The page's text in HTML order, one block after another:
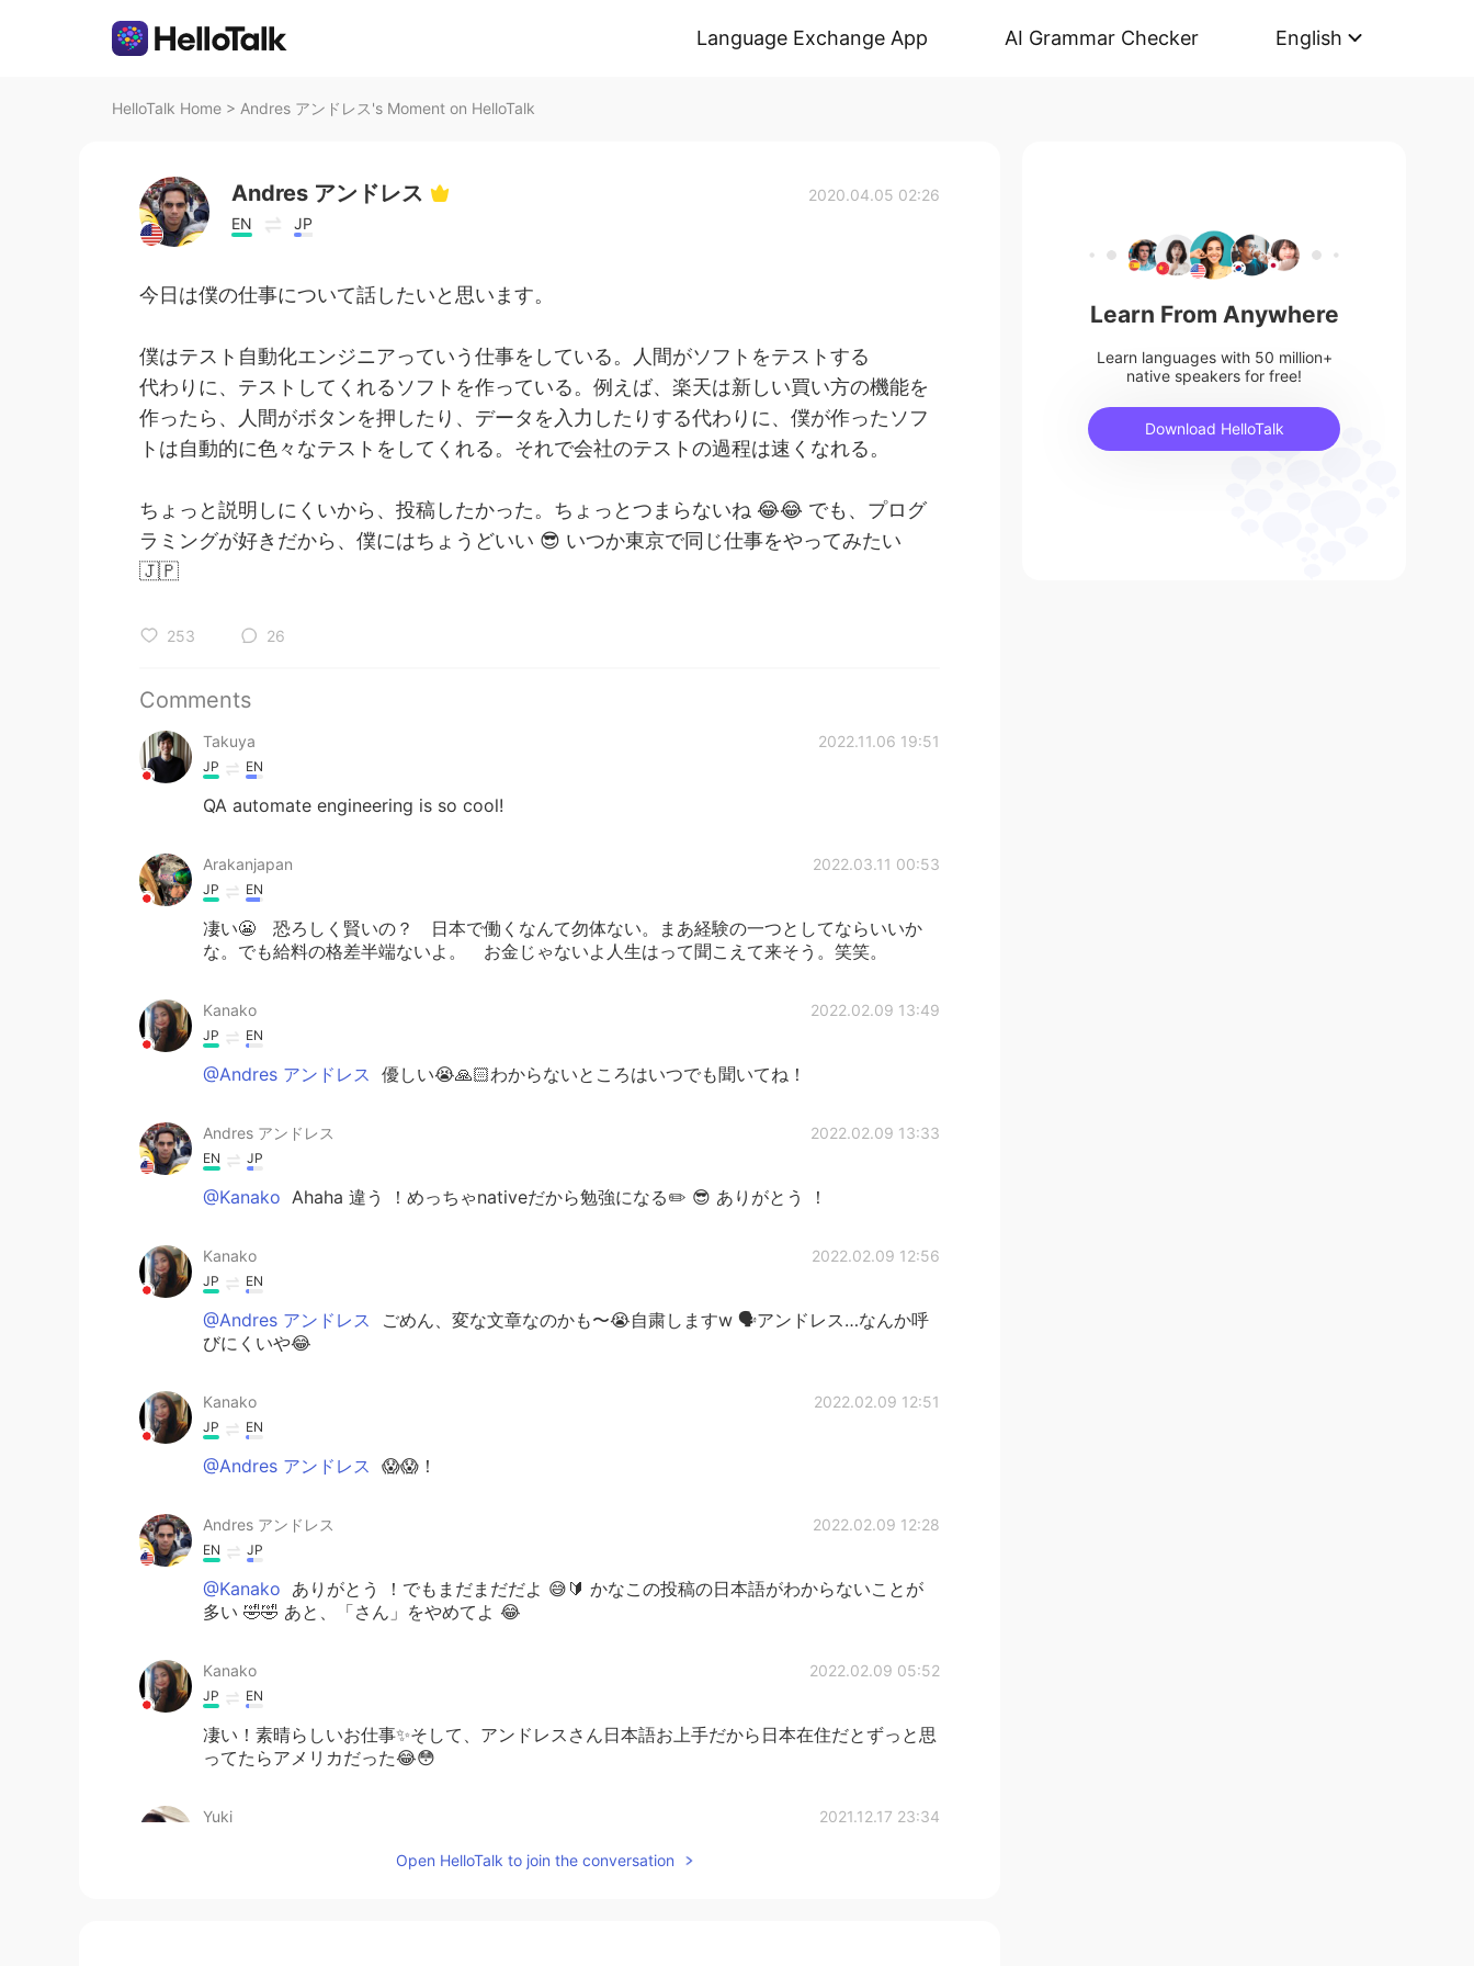
Language Exchange App AI Grammar Checker English
HelloTalk Home > Andres アンドレス's Moment on HelloTalk
Andres アンドレス
EN JP
2020.04.05 02:26
今日は僕の仕事について話したいと思います。
僕はテスト自動化エンジニアっていう仕事をしている。人間がソフトをテストする
代わりに、テストしてくれるソフトを作っている。例えば、楽天は新しい買い方の機能を
作ったら、人間がボタンを押したり、データを入力したりする代わりに、僕が作ったソフ
トは自動的に色々なテストをしてくれる。それで会社のテストの過程は速くなれる。
ちょっと説明しにくいから、投稿したかった。ちょっとつまらないね 😂😂 でも、プログ
ラミングが好きだから、僕にはちょうどいい 😎 いつか東京で同じ仕事をやってみたい
🇯🇵
253 26
Comments
Takuya 2022.11.06 19:51
JP EN
QA automate engineering is so cool!
Arakanjapan 2022.03.11 00:53
JP EN
凄い😬 恐ろしく賢いの？ 日本で働くなんて勿体ない。まあ経験の一つとしてならいいか
な。でも給料の格差半端ないよ。 お金じゃないよ人生はって聞こえて来そう。笑笑。
Kanako 2022.02.09 13:49
JP EN
@Andres アンドレス 優しい😭🙏🏻わからないところはいつでも聞いてね！
Andres アンドレス 2022.02.09 13:33
EN JP
@Kanako Ahaha 違う ！めっちゃnativeだから勉強になる✏️ 😎 ありがとう ！
Kanako 2022.02.09 12:56
JP EN
@Andres アンドレス
ごめん、変な文章なのかも〜😭自粛しますw 🗣️アンドレス…なんか呼
びにくいや😂
Kanako 2022.02.09 12:51
JP EN
@Andres アンドレス 😱😱！
Andres アンドレス 2022.02.09 12:28
EN JP
@Kanako ありがとう ！でもまだまだだよ 😅🔰 かなこの投稿の日本語がわからないことが
多い 🤣🤣 あと、「さん」をやめてよ 😂
Kanako 2022.02.09 05:52
JP EN
凄い！素晴らしいお仕事✨そして、アンドレスさん日本語お上手だから日本在住だとずっと思
ってたらアメリカだった😂😳
Yuki 2021.12.17 23:34
Open HelloTalk to join the conversation
Learn From Anywhere
Learn languages with 50 million+
native speakers for free!
Download HelloTalk